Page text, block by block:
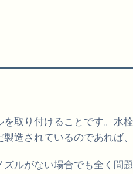
取り付けることです。水
造されているのであれば
ルがない場合でも全く問